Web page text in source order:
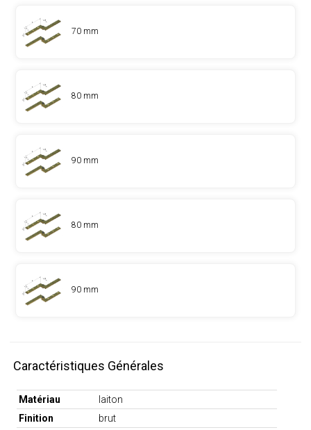
70 mm
80 mm
90 mm
80 mm
90 mm
Caractéristiques Générales
Matériau
laiton
Finition
brut